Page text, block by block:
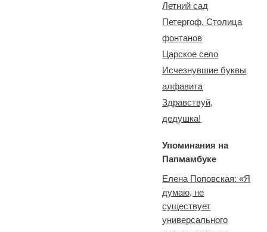
Летний сад
Петергоф. Столица
фонтанов
Царское село
Исчезнувшие буквы
алфавита
Здравствуй,
дедушка!
Упоминания на
Папмамбуке
Елена Поповская: «Я
думаю, не
существует
универсального